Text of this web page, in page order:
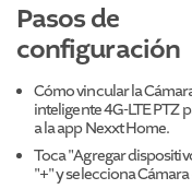
Pasos de
configuración
Cómo vincular la
inteligente 4G-LTE PTZ
a la app Nexxt Home.
Toca "Agregar
"+" y selecciona Cámara